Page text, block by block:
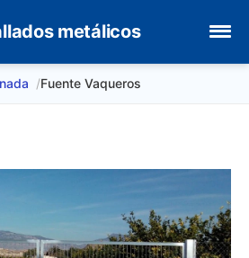
metálicos
Fuente Vaqueros